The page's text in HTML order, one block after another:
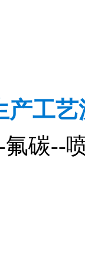
产工
碳--